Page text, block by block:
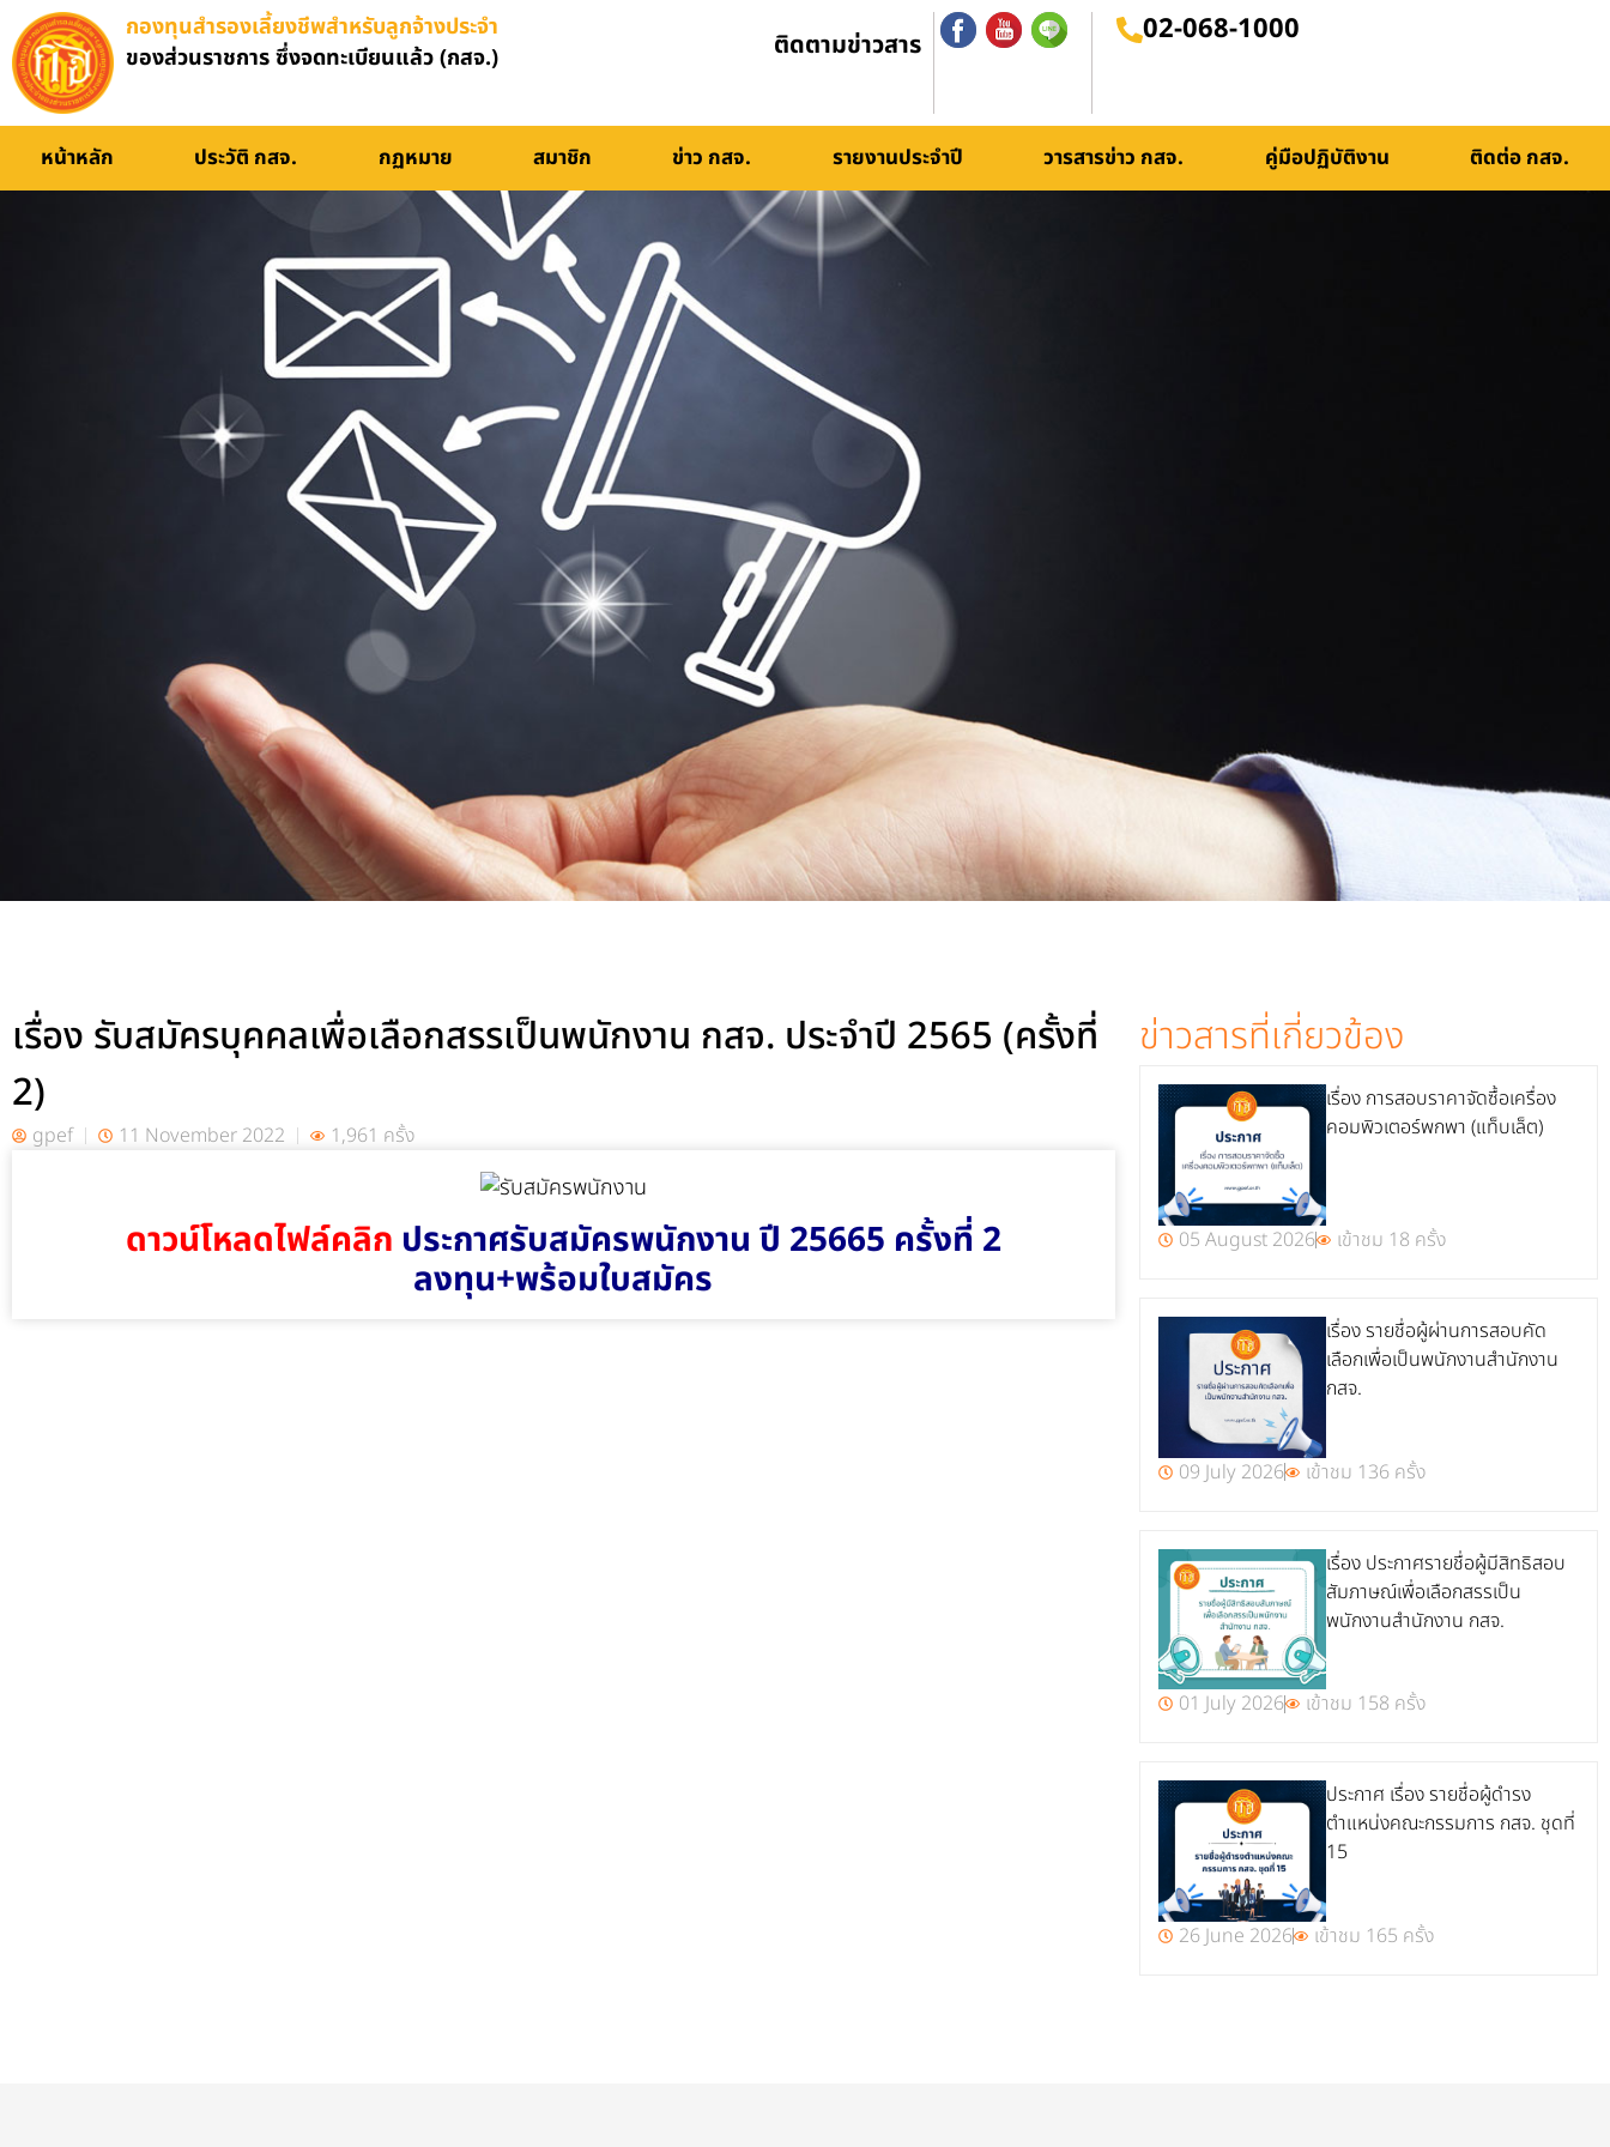
กองทุนสำรองเลี้ยงชีพสำหรับลูกจ้างประจำ
ของส่วนราชการ ซึ่งจดทะเบียนแล้ว (กสจ.)
ติดตามข่าวสาร 02-068-1000
หน้าหลัก ประวัติ กสจ. กฏหมาย สมาชิก ข่าว กสจ. รายงานประจำปี วารสารข่าว กสจ. คู่มือปฏิบัติงาน ติดต่อ กสจ.
เรื่อง รับสมัครบุคคลเพื่อเลือกสรรเป็นพนักงาน กสจ. ประจำปี 2565 (ครั้งที่
2)
gpef 11 November 2022 1,961 ครั้ง
ดาวน์โหลดไฟล์คลิก ประกาศรับสมัครพนักงาน ปี 25665 ครั้งที่ 2
ลงทุน+พร้อมใบสมัคร
ข่าวสารที่เกี่ยวข้อง
เรื่อง การสอบราคาจัดซื้อเครื่อง
คอมพิวเตอร์พกพา (แท็บเล็ต)
05 August 2026 เข้าชม 18 ครั้ง
เรื่อง รายชื่อผู้ผ่านการสอบคัด
เลือกเพื่อเป็นพนักงานสำนักงาน
กสจ.
09 July 2026 เข้าชม 136 ครั้ง
เรื่อง ประกาศรายชื่อผู้มีสิทธิสอบ
สัมภาษณ์เพื่อเลือกสรรเป็น
พนักงานสำนักงาน กสจ.
01 July 2026 เข้าชม 158 ครั้ง
ประกาศ เรื่อง รายชื่อผู้ดำรง
ตำแหน่งคณะกรรมการ กสจ. ชุดที่
15
26 June 2026 เข้าชม 165 ครั้ง